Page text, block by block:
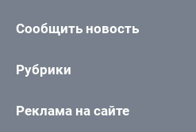
Сообщить новость
Рубрики
Реклама на сайте